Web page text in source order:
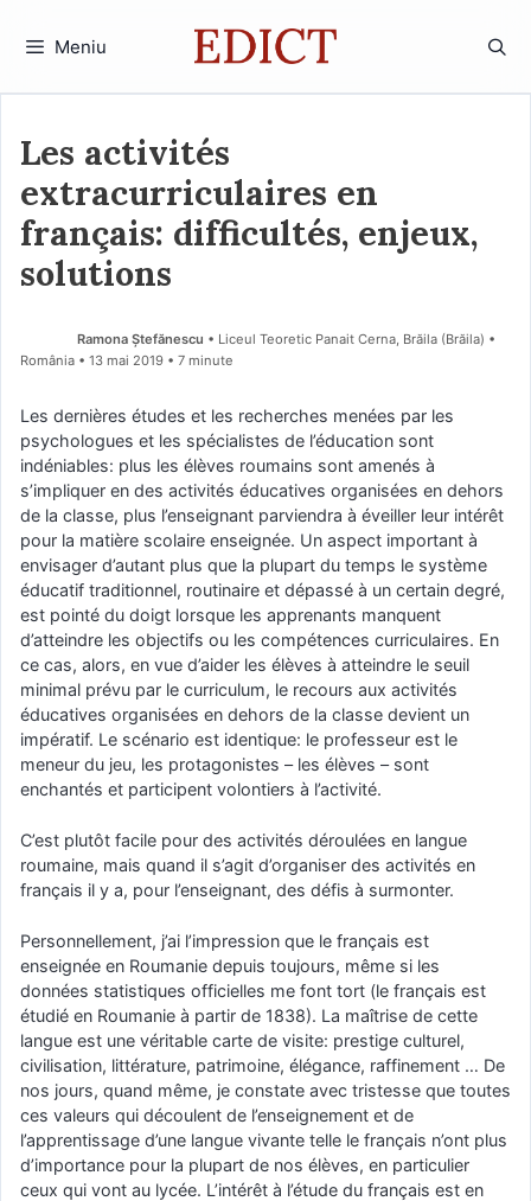
Meniu
Les activités
extracurriculaires en
français: difficultés, enjeux,
solutions
Ramona Ştefănescu • Liceul Teoretic Panait Cerna, Brăila (Brăila) •
România
13 mai 2019 • 7 minute
Les dernières études et les recherches menées par les
psychologues et les spécialistes de l’éducation sont
indéniables: plus les élèves roumains sont amenés à
s’impliquer en des activités éducatives organisées en dehors
de la classe, plus l’enseignant parviendra à éveiller leur intérêt
pour la matière scolaire enseignée. Un aspect important à
envisager d’autant plus que la plupart du temps le système
éducatif traditionnel, routinaire et dépassé à un certain degré,
est pointé du doigt lorsque les apprenants manquent
d’atteindre les objectifs ou les compétences curriculaires. En
ce cas, alors, en vue d’aider les élèves à atteindre le seuil
minimal prévu par le curriculum, le recours aux activités
éducatives organisées en dehors de la classe devient un
impératif. Le scénario est identique: le professeur est le
meneur du jeu, les protagonistes – les élèves – sont
enchantés et participent volontiers à l’activité.
C’est plutôt facile pour des activités déroulées en langue
roumaine, mais quand il s’agit d’organiser des activités en
français il y a, pour l’enseignant, des défis à surmonter.
Personnellement, j’ai l’impression que le français est
enseignée en Roumanie depuis toujours, même si les
données statistiques officielles me font tort (le français est
étudié en Roumanie à partir de 1838). La maîtrise de cette
langue est une véritable carte de visite: prestige culturel,
civilisation, littérature, patrimoine, élégance, raffinement … De
nos jours, quand même, je constate avec tristesse que toutes
ces valeurs qui découlent de l’enseignement et de
l’apprentissage d’une langue vivante telle le français n’ont plus
d’importance pour la plupart de nos élèves, en particulier
ceux qui vont au lycée. L’intérêt à l’étude du français est en